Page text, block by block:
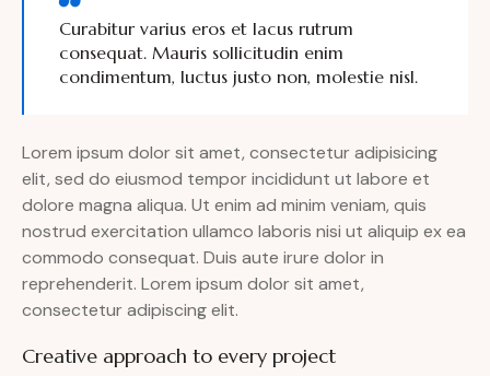
Curabitur varius eros et lacus rutrum
consequat. Mauris sollicitudin enim
condimentum, luctus justo non, molestie nisl.
Lorem ipsum dolor sit amet, consectetur adipisicing
elit, sed do eiusmod tempor incididunt ut labore et
dolore magna aliqua. Ut enim ad minim veniam, quis
nostrud exercitation ullamco laboris nisi ut aliquip ex ea
commodo consequat. Duis aute irure dolor in
reprehenderit. Lorem ipsum dolor sit amet,
consectetur adipiscing elit.
Creative approach to every project